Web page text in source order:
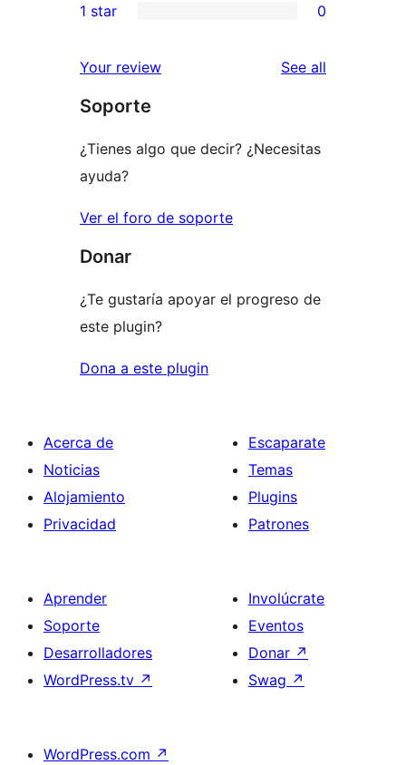
review
star
2-
reviews
star
reviews
1 star 0
Your review See all
Soporte
¿Tienes algo que decir? ¿Necesitas
ayuda?
Ver el foro de soporte
Donar
¿Te gustaría apoyar el progreso de
este plugin?
Dona a este plugin
Acerca de
Noticias
Alojamiento
Privacidad
Escaparate
Temas
Plugins
Patrones
Aprender
Soporte
Desarrolladores
WordPress.tv ↗
Involúcrate
Eventos
Donar ↗
Swag ↗
WordPress.com ↗